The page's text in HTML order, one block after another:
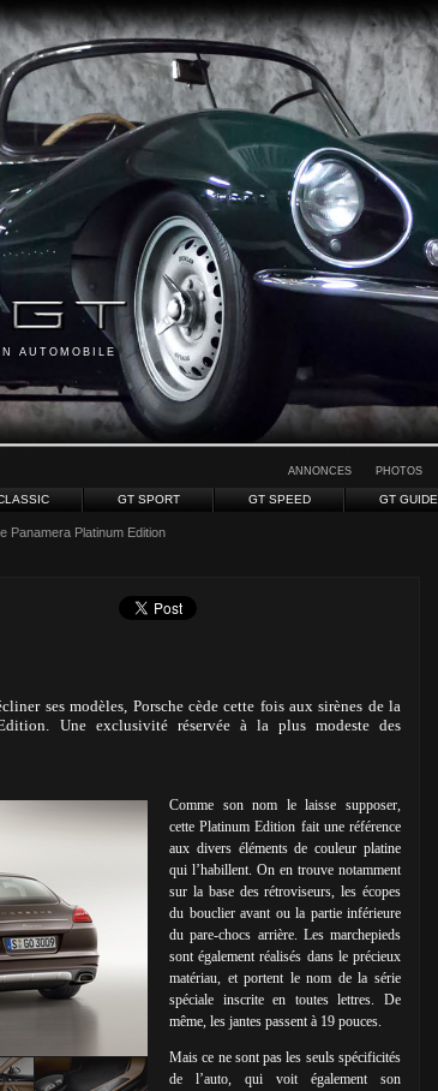
AUTOMOBILE
ANNONCES PHOTOS
GT SPORT GT SPEED GT GUIDE
Panamera Platinum Edition
ses modèles, Porsche cède cette fois aux sirènes de la
Une exclusivité réservée à la plus modeste des
Comme son nom le laisse supposer,
cette Platinum Edition fait une référence
aux divers éléments de couleur platine
qui l’habillent. On en trouve notamment
sur la base des rétroviseurs, les écopes
du bouclier avant ou la partie inférieure
du pare-chocs arrière. Les marchepieds
sont également réalisés dans le précieux
matériau, et portent le nom de la série
spéciale inscrite en toutes lettres. De
même, les jantes passent à 19 pouces.
Mais ce ne sont pas les seuls spécificités
de l’auto, qui voit également son